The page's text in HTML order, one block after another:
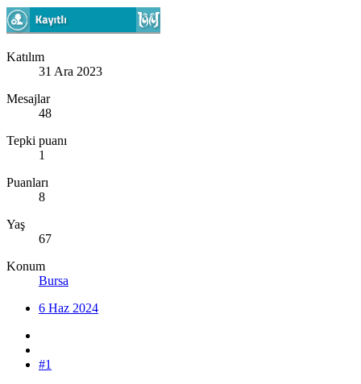
Katılım
31 Ara 2023
Mesajlar
48
Tepki puanı
1
Puanları
8
Yaş
67
Konum
Bursa
6 Haz 2024
#1